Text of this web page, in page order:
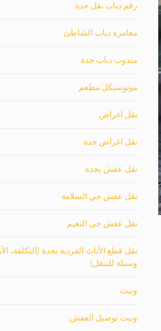
رقم دباب نقل جدة
مغامرة دباب الشاطئ
مندوب دباب جدة
موتوسيكل مطعم
نقل اغراض
نقل اغراض جدة
نقل عفش بجدة
نقل عفش حي السلامة
نقل عفش حي النعيم
نقل قطع الأثاث الفردية بجدة (التكلفة،
وسيلة للتنقل)
ونيت
ونيت توصيل العفش